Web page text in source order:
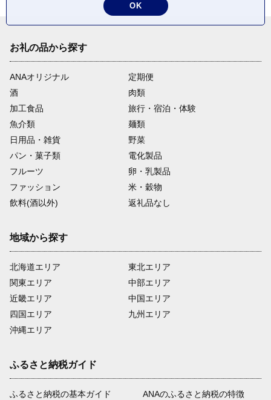
お礼の品から探す
ANAオリジナル
定期便
酒
肉類
加工食品
旅行・宿泊・体験
魚介類
麺類
日用品・雑貨
野菜
パン・菓子類
電化製品
フルーツ
卵・乳製品
ファッション
米・穀物
飲料(酒以外)
返礼品なし
地域から探す
北海道エリア
関東エリア
近畿エリア
四国エリア
沖縄エリア
東北エリア
中部エリア
中国エリア
九州エリア
ふるさと納税ガイド
ふるさと納税の基本ガイド
ANAのふるさと納税の特徴
OK